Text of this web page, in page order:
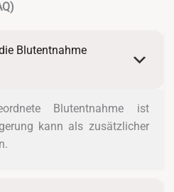
Blutentnahme
Blutentnahme ist
kann als zusätzlicher